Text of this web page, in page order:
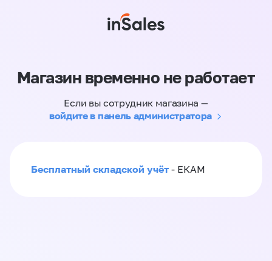
Магазин временно не работает
Если вы сотрудник магазина —
войдите в панель администратора
Бесплатный складской учёт - ЕКАМ